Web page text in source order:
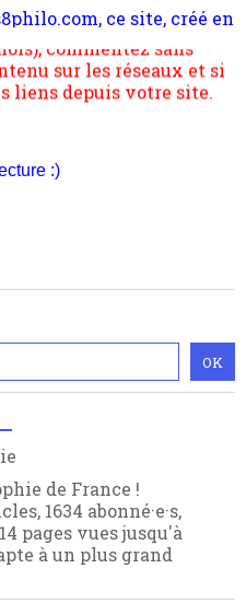
de France !
1634 abonné·e·s,
pages vues jusqu'à
à un plus grand
CPE, a rendu compte de
à Paris 8. Il
rendre compte d'une
philosophiques
ou du Surpli, omme la
des impasses
grand nombre de
commentez sans
sur les réseaux et si
liens depuis votre site.
:)